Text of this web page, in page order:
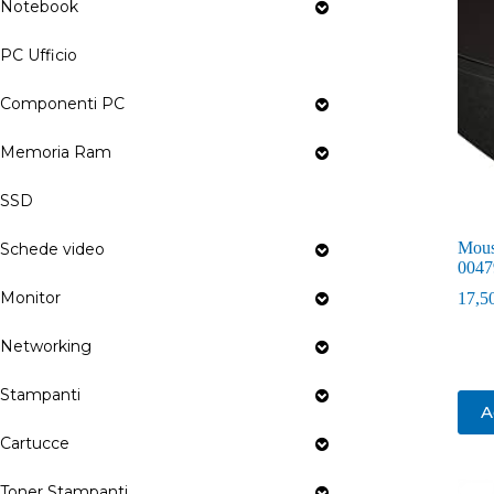
Notebook
PC Ufficio
Componenti PC
Memoria Ram
SSD
Schede video
Monitor
Networking
Stampanti
Cartucce